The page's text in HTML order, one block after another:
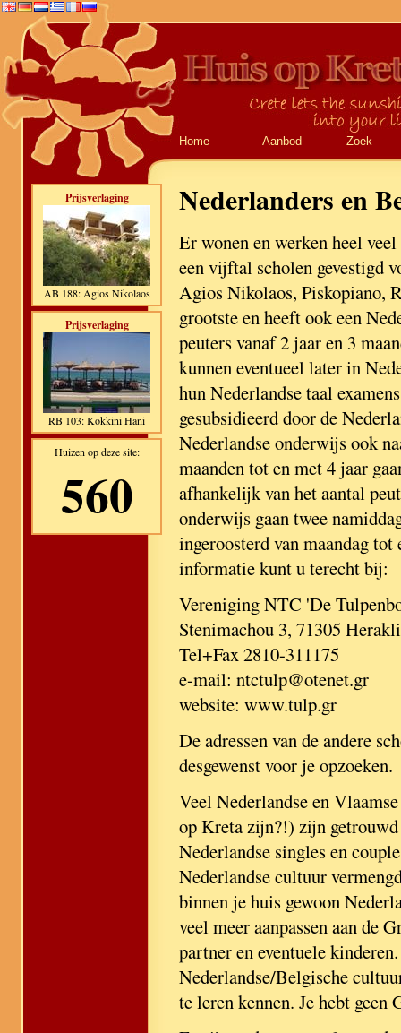
Home Aanbod Zoek
Prijsverlaging
AB 188: Agios Nikolaos
Prijsverlaging
RB 103: Kokkini Hani
Huizen op deze site:
560
Nederlanders en
Er wonen en werken heel
een vijftal scholen gevestigd
Agios Nikolaos, Piskopiano,
grootste en heeft ook een
peuters vanaf 2 jaar en 3
kunnen eventueel later in
hun Nederlandse taal
gesubsidieerd door de
Nederlandse onderwijs ook
maanden tot en met 4 jaar
afhankelijk van het aantal
onderwijs gaan twee
ingeroosterd van maandag
informatie kunt u terecht bij:
Vereniging NTC 'De
Stenimachou 3, 71305
Tel+Fax 2810-311175
e-mail: ntctulp@otenet.gr
website: www.tulp.gr
De adressen van de andere
desgewenst voor je opzoeken.
Veel Nederlandse en
op Kreta zijn?!) zijn
Nederlandse singles en
Nederlandse cultuur
binnen je huis gewoon
veel meer aanpassen aan de
partner en eventuele
Nederlandse/Belgische
te leren kennen. Je hebt